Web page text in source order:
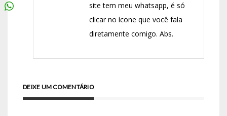
site tem meu whatsapp, é só
clicar no ícone que você fala
diretamente comigo. Abs.
DEIXE UM COMENTÁRIO